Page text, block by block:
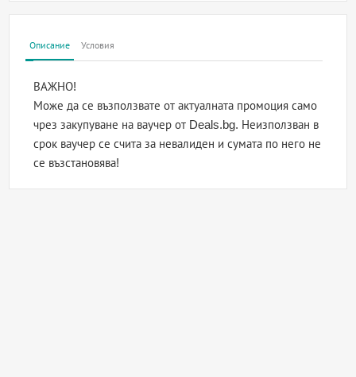
Описание Условия
ВАЖНО!
Може да се възползвате от актуалната промоция само
чрез закупуване на ваучер от Deals.bg. Неизползван в
срок ваучер се счита за невалиден и сумата по него не
се възстановява!